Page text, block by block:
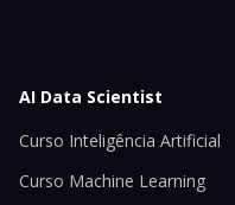
AI Data Scientist
Curso Inteligência Artificial
Curso Machine Learning